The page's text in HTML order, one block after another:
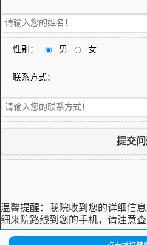
性别： 男 女
联系方式：
提交
温馨提醒： 我院收到您的详细信
细来院路线到您的手机，请注意查